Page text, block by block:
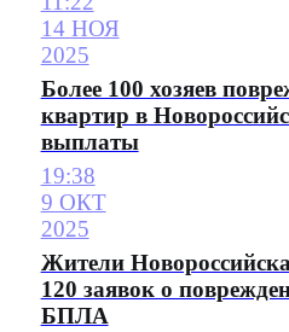
14 НОЯ
2025
Более 100 хозяев
квартир в
выплаты
19:38
9 ОКТ
2025
Жители
120 заявок о
БПЛА